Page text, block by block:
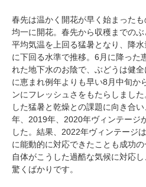
春先は温かく開花が早く始まった
均一に開花。春先から収穫までの
平均気温を上回る猛暑となり、降
に下回る水準で推移。6月に降った
れた地下水のお陰で、ぶどうは健
に恵まれ例年よりも早い8月中旬か
ンにフレッシュさをもたらしまし
した猛暑と乾燥との課題に向き合
年、2019年、2020年ヴィンテージ
した。結果、2022年ヴィンテージ
に能動的に対応できたことも成功
自体がこうした過酷な気候に対応
驚くばかりです。